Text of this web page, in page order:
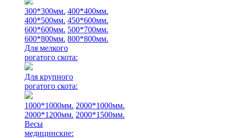
300*300мм. 400*400мм.
400*500мм. 450*600мм.
600*600мм. 500*700мм.
600*800мм. 800*800мм.
Для мелкого
рогатого скота:
Для крупного
рогатого скота:
1000*1000мм. 2000*1000мм.
2000*1200мм. 2000*1500мм.
Весы
медицинские: